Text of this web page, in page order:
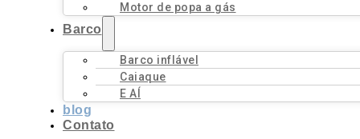
Motor de popa a gás
Barco
Barco inflável
Caiaque
E AÍ
blog
Contato